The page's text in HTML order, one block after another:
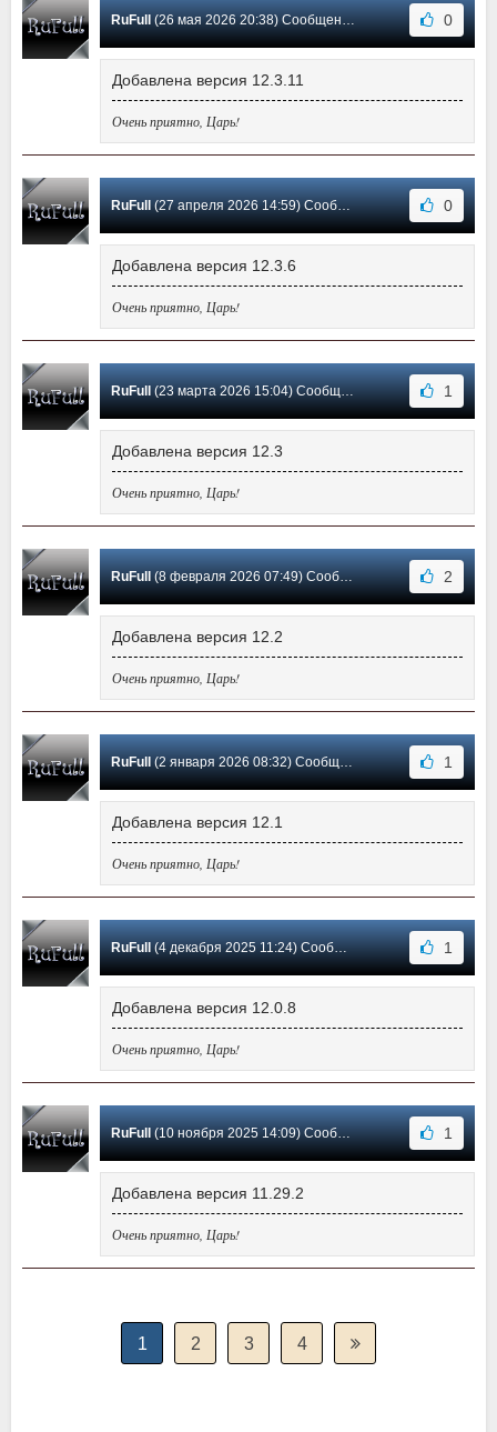
RuFull(26 мая 2026 20:38) Сообщение #60 0
Добавлена версия 12.3.11
Очень приятно, Царь!
RuFull(27 апреля 2026 14:59) Сообщение #59 0
Добавлена версия 12.3.6
Очень приятно, Царь!
RuFull(23 марта 2026 15:04) Сообщение #58 1
Добавлена версия 12.3
Очень приятно, Царь!
RuFull(8 февраля 2026 07:49) Сообщение #57 2
Добавлена версия 12.2
Очень приятно, Царь!
RuFull(2 января 2026 08:32) Сообщение #56 1
Добавлена версия 12.1
Очень приятно, Царь!
RuFull(4 декабря 2025 11:24) Сообщение #55 1
Добавлена версия 12.0.8
Очень приятно, Царь!
RuFull(10 ноября 2025 14:09) Сообщение #54 1
Добавлена версия 11.29.2
Очень приятно, Царь!
1 2 3 4